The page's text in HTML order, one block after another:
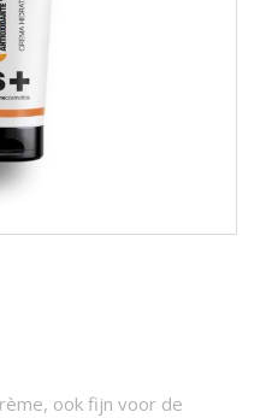
ook fijn voor de